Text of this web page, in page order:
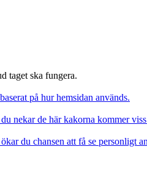
taget ska fungera.
på hur hemsidan används.
nekar de här kakorna kommer
du chansen att få se personligt